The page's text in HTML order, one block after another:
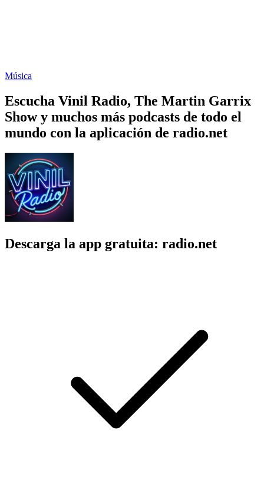
Música
Escucha Vinil Radio, The Martin Garrix
Show y muchos más podcasts de todo el
mundo con la aplicación de radio.net
Descarga la app gratuita: radio.net